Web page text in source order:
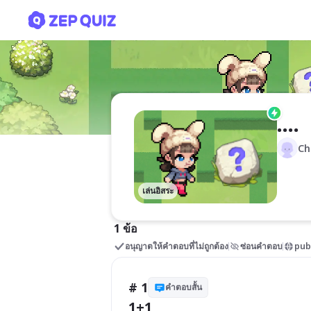
เล่นอิสระ
....
1 ข้อ
อนุญาตให้คำตอบที่ไม่ถูกต้อง ซ่อนคำตอบ
# 1 คำตอบสั้น
1+1